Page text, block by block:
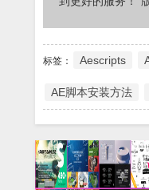
标签： Aescripts
AE脚本安装方法